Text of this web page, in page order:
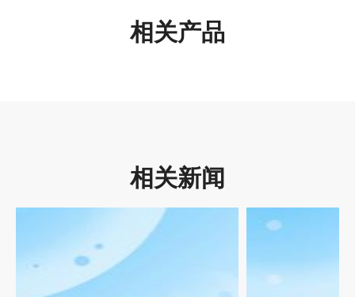
相关产品
相关新闻